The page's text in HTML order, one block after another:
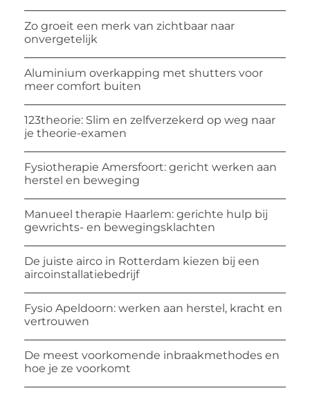
Zo groeit een merk van zichtbaar naar
onvergetelijk
Aluminium overkapping met shutters voor
meer comfort buiten
123theorie: Slim en zelfverzekerd op weg naar
je theorie-examen
Fysiotherapie Amersfoort: gericht werken aan
herstel en beweging
Manueel therapie Haarlem: gerichte hulp bij
gewrichts- en bewegingsklachten
De juiste airco in Rotterdam kiezen bij een
aircoinstallatiebedrijf
Fysio Apeldoorn: werken aan herstel, kracht en
vertrouwen
De meest voorkomende inbraakmethodes en
hoe je ze voorkomt